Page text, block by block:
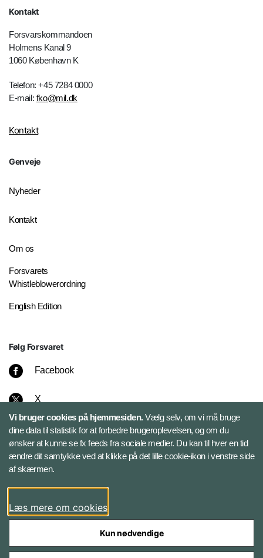
Kontakt
Forsvarskommandoen
Holmens Kanal 9
1060 København K
Telefon: +45 7284 0000
E-mail: fko@mil.dk
Kontakt
Genveje
Nyheder
Kontakt
Om os
Forsvarets
Whistleblowerordning
English Edition
Følg Forsvaret
Facebook
X
Instagram
Bluesky
LinkedIn
Vi bruger cookies på hjemmesiden.Vælg selv, om vi må bruge
dine data til statistik for at forbedre brugeroplevelsen, og om du
ønsker at kunne se fx feeds fra sociale medier. Du kan til hver en tid
ændre dit samtykke ved at klikke på det lille cookie-ikon i venstre side
af skærmen.
Læs mere om cookies
Kun nødvendige